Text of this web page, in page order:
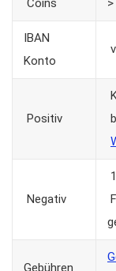
Coins
IBAN
Konto
Positiv
Negativ
Gebühren